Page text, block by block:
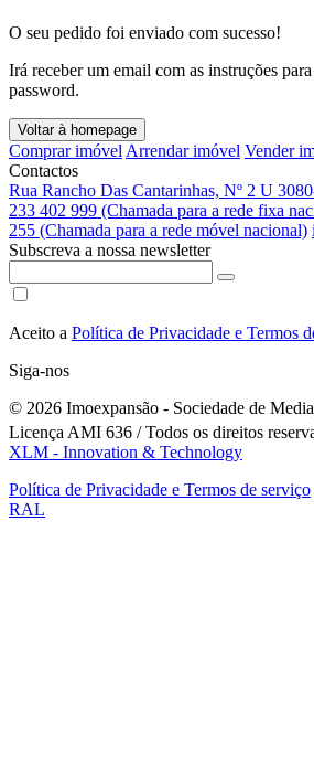
O seu pedido foi enviado com sucesso!
Irá receber um email com as instruções
password.
Voltar à homepage
Comprar imóvel Arrendar imóvel Vender
Contactos
Rua Rancho Das Cantarinhas, Nº 2 U
233 402 999 (Chamada para a rede fixa
255 (Chamada para a rede móvel nacional)
Subscreva a nossa newsletter
Aceito a Política de Privacidade e Termos
Siga-nos
© 2026 Imoexpansão - Sociedade de
Licença AMI 636 / Todos os direitos
XLM - Innovation & Technology
Política de Privacidade e Termos de serviço
RAL